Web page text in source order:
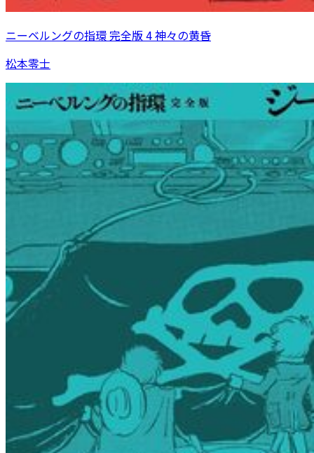
ニーベルングの指環 完全版 4 神々の黄昏
松本零士